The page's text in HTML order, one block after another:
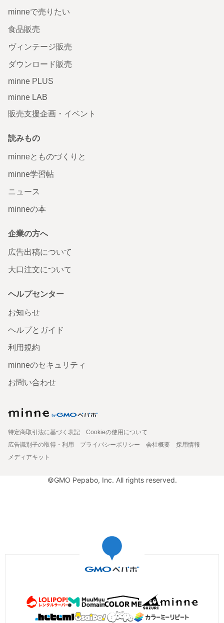
minneで売りたい
食品販売
ヴィンテージ販売
ダウンロード販売
minne PLUS
minne LAB
販売支援企画・イベント
読みもの
minneとものづくりと
minne学習帖
ニュース
minneの本
企業の方へ
広告出稿について
大口注文について
ヘルプセンター
お知らせ
ヘルプとガイド
利用規約
minneのセキュリティ
お問い合わせ
特定商取引法に基づく表記
Cookieの使用について
広告識別子の取得・利用
プライバシーポリシー 会社概要
採用情報
メディアキット
©GMO Pepabo, Inc. All rights reserved.